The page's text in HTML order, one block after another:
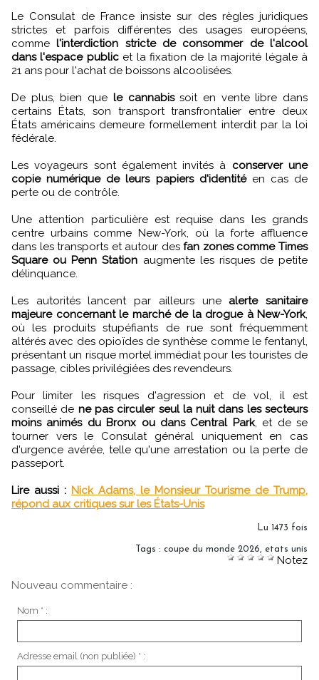
Le Consulat de France insiste sur des règles juridiques
strictes et parfois différentes des usages européens,
commel'interdiction stricte de consommer de l'alcool
dans l'espace publicet la fixation de la majorité légale à
21 ans pour l'achat de boissons alcoolisées.
De plus, bien que le cannabissoit en vente libre dans
certains États, son transport transfrontalier entre deux
États américains demeure formellement interdit par la loi
fédérale.
Les voyageurs sont également invités à conserver une
copie numérique de leurs papiers d'identitéen cas de
perte ou de contrôle.
Une attention particulière est requise dans les grands
centre urbains comme New-York, où la forte affluence
dans les transports et autour desfan zones comme Times
Square ou Penn Station augmente les risques de petite
délinquance.
Les autorités lancent par ailleurs une alerte sanitaire
majeure concernant le marché de la drogue à New-York,
où les produits stupéfiants de rue sont fréquemment
altérés avec des opioïdes de synthèse comme le fentanyl,
présentant un risque mortel immédiat pour les touristes de
passage, cibles privilégiées des revendeurs.
Pour limiter les risques d'agression et de vol, il est
conseillé de ne pas circuler seul la nuit dans les secteurs
moins animés du Bronx ou dans Central Park, et de se
tourner vers le Consulat général uniquement en cas
d'urgence avérée, telle qu'une arrestation ou la perte de
passeport.
Lire aussi : Nick Adams, le Monsieur Tourisme de Trump,
répond aux critiques sur les États-Unis
Lu 1473 fois
Tags : coupe du monde 2026, etats unis
Notez
Nouveau commentaire :
Nom * :
Adresse email (non publiée) * :